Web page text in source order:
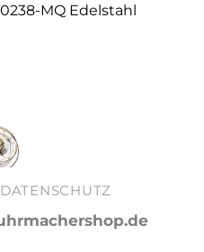
MQ Edelstahl
DATENSCHUTZ